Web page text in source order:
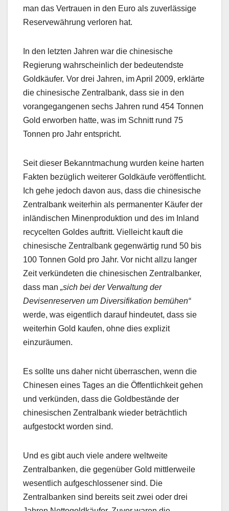
man das Vertrauen in den Euro als zuverlässige
Reservewährung verloren hat.
In den letzten Jahren war die chinesische
Regierung wahrscheinlich der bedeutendste
Goldkäufer. Vor drei Jahren, im April 2009, erklärte
die chinesische Zentralbank, dass sie in den
vorangegangenen sechs Jahren rund 454 Tonnen
Gold erworben hatte, was im Schnitt rund 75
Tonnen pro Jahr entspricht.
Seit dieser Bekanntmachung wurden keine harten
Fakten bezüglich weiterer Goldkäufe veröffentlicht.
Ich gehe jedoch davon aus, dass die chinesische
Zentralbank weiterhin als permanenter Käufer der
inländischen Minenproduktion und des im Inland
recycelten Goldes auftritt. Vielleicht kauft die
chinesische Zentralbank gegenwärtig rund 50 bis
100 Tonnen Gold pro Jahr. Vor nicht allzu langer
Zeit verkündeten die chinesischen Zentralbanker,
dass man „sich bei der Verwaltung der
Devisenreserven um Diversifikation bemühen“
werde, was eigentlich darauf hindeutet, dass sie
weiterhin Gold kaufen, ohne dies explizit
einzuräumen.
Es sollte uns daher nicht überraschen, wenn die
Chinesen eines Tages an die Öffentlichkeit gehen
und verkünden, dass die Goldbestände der
chinesischen Zentralbank wieder beträchtlich
aufgestockt worden sind.
Und es gibt auch viele andere weltweite
Zentralbanken, die gegenüber Gold mittlerweile
wesentlich aufgeschlossener sind. Die
Zentralbanken sind bereits seit zwei oder drei